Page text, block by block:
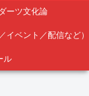
ダーツ文化論
イベント／配信など）
ル